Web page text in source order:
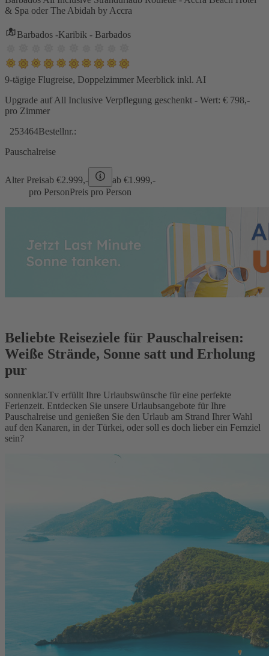
& Spa oder The Abidah by Accra
Barbados -Karibik - Barbados
9-tägige Flugreise, Doppelzimmer Meerblick inkl. AI
Upgrade auf All Inclusive Verpflegung geschenkt - Wert: € 798,-
pro Zimmer
253464Bestellnr.:
Pauschalreise
Alter Preisab €2.999,- ab €1.999,-
pro PersonPreis pro Person
Beliebte Reiseziele für Pauschalreisen:
Weiße Strände, Sonne satt und Erholung
pur
sonnenklar.Tv erfüllt Ihre Urlaubswünsche für eine perfekte
Ferienzeit. Entdecken Sie unsere Urlaubsangebote für Ihre
Pauschalreise und genießen Sie den Urlaub am Strand Ihrer Wahl
auf den Kanaren, in der Türkei, oder soll es doch lieber ein Fernziel
sein?